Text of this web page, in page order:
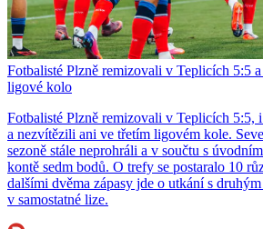
Fotbalisté Plzně remizovali v Teplicích 5:5
ligové kolo
Fotbalisté Plzně remizovali v Teplicích 5:5,
a nezvítězili ani ve třetím ligovém kole.
sezoně stále neprohráli a v součtu s
kontě sedm bodů. O trefy se postaralo 10
dalšími dvěma zápasy jde o utkání s
v samostatné lize.